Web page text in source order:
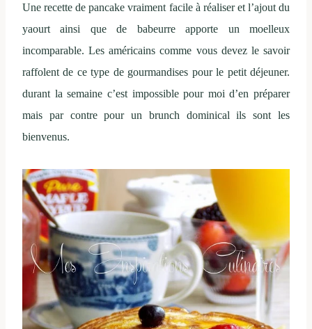
Une recette de pancake vraiment facile à réaliser et l’ajout du
yaourt ainsi que de babeurre apporte un moelleux
incomparable. Les américains comme vous devez le savoir
raffolent de ce type de gourmandises pour le petit déjeuner.
durant la semaine c’est impossible pour moi d’en préparer
mais par contre pour un brunch dominical ils sont les
bienvenus.